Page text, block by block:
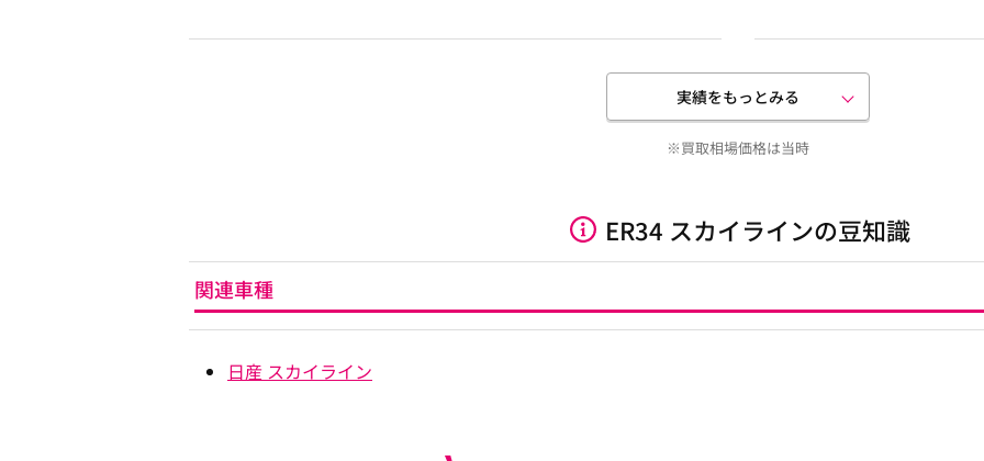
実績をもっとみる
※買取相場価格は当時
ER34 スカイラインの豆知識
関連車種
日産 スカイライン